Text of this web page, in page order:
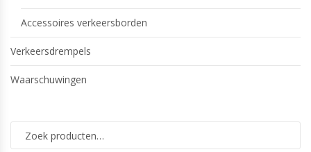
Accessoires verkeersborden
Verkeersdrempels
Waarschuwingen